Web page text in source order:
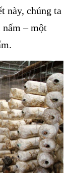
này, chúng ta
– một